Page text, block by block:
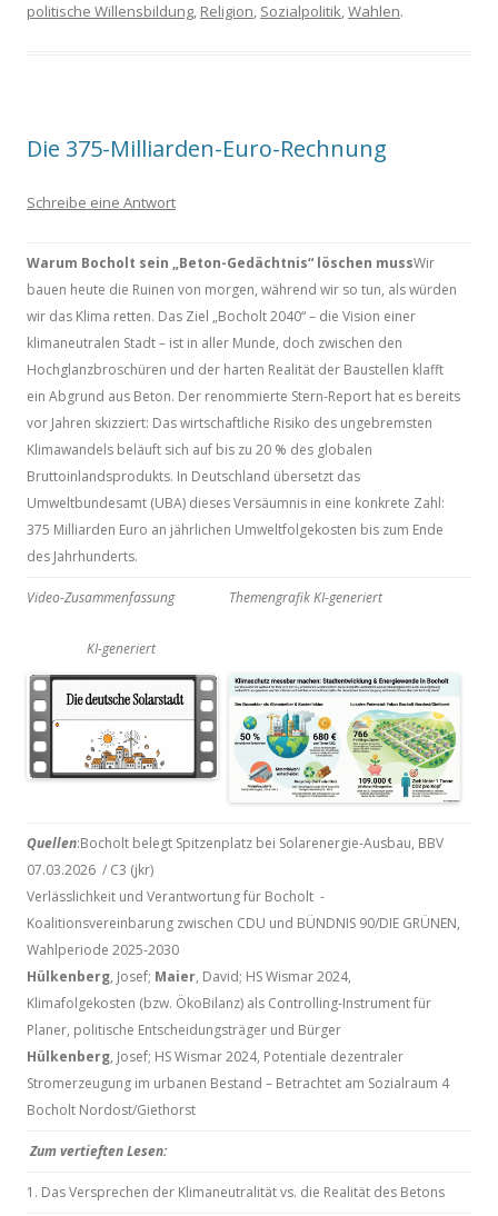
politische Willensbildung, Religion, Sozialpolitik,Wahlen.
Die 375-Milliarden-Euro-Rechnung
Schreibe eine Antwort
Warum Bocholt sein „Beton-Gedächtnis“ löschen mussWir
bauen heute die Ruinen von morgen, während wir so tun, als würden
wir das Klima retten. Das Ziel „Bocholt 2040“ – die Vision einer
klimaneutralen Stadt – ist in aller Munde, doch zwischen den
Hochglanzbroschüren und der harten Realität der Baustellen klafft
ein Abgrund aus Beton. Der renommierte Stern-Report hat es bereits
vor Jahren skizziert: Das wirtschaftliche Risiko des ungebremsten
Klimawandels beläuft sich auf bis zu 20 % des globalen
Bruttoinlandsprodukts. In Deutschland übersetzt das
Umweltbundesamt (UBA) dieses Versäumnis in eine konkrete Zahl:
375 Milliarden Euro an jährlichen Umweltfolgekosten bis zum Ende
des Jahrhunderts.
Video-Zusammenfassung
KI-generiert
Themengrafik KI-generiert
Quellen:Bocholt belegt Spitzenplatz bei Solarenergie-Ausbau, BBV
07.03.2026 / C3 (jkr)
Verlässlichkeit und Verantwortung für Bocholt -
Koalitionsvereinbarung zwischen CDU und BÜNDNIS 90/DIE GRÜNEN,
Wahlperiode 2025-2030
Hülkenberg, Josef; Maier, David; HS Wismar 2024,
Klimafolgekosten (bzw. ÖkoBilanz) als Controlling-Instrument für
Planer, politische Entscheidungsträger und Bürger
Hülkenberg, Josef; HS Wismar 2024, Potentiale dezentraler
Stromerzeugung im urbanen Bestand – Betrachtet am Sozialraum 4
Bocholt Nordost/Giethorst
Zum vertieften Lesen:
1. Das Versprechen der Klimaneutralität vs. die Realität des Betons